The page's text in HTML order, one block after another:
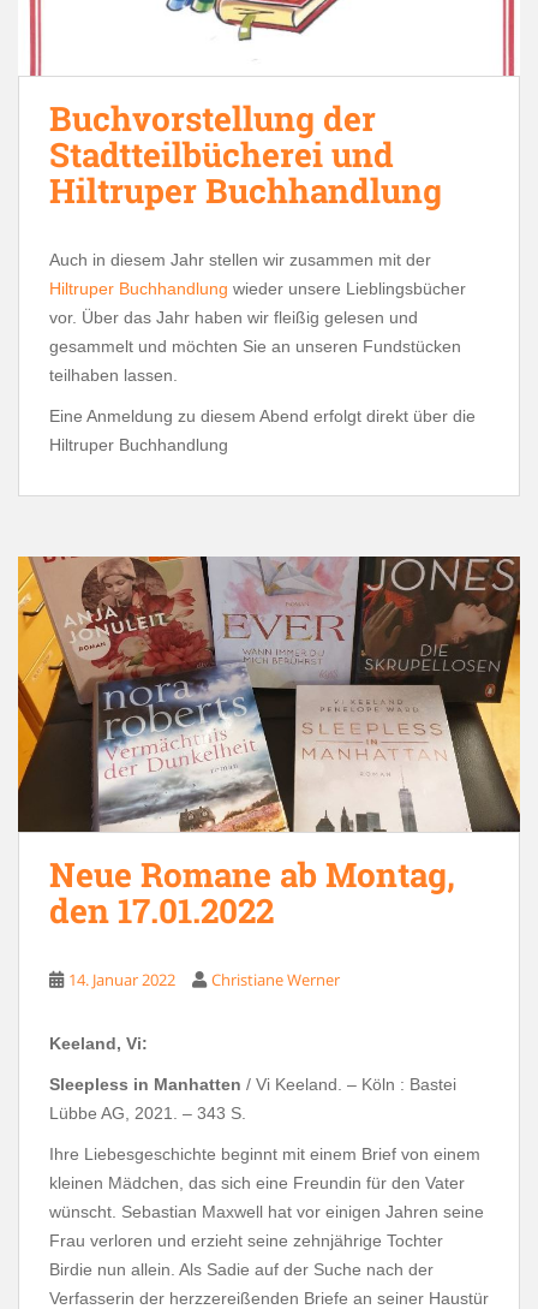
Buchvorstellung der
Stadtteilbücherei und
Hiltruper Buchhandlung
Auch in diesem Jahr stellen wir zusammen mit der
Hiltruper Buchhandlung wieder unsere Lieblingsbücher
vor. Über das Jahr haben wir fleißig gelesen und
gesammelt und möchten Sie an unseren Fundstücken
teilhaben lassen.
Eine Anmeldung zu diesem Abend erfolgt direkt über die
Hiltruper Buchhandlung
Neue Romane ab Montag,
den 17.01.2022
14. Januar 2022 Christiane Werner
Keeland, Vi:
Sleepless in Manhatten / Vi Keeland. – Köln : Bastei
Lübbe AG, 2021. – 343 S.
Ihre Liebesgeschichte beginnt mit einem Brief von einem
kleinen Mädchen, das sich eine Freundin für den Vater
wünscht. Sebastian Maxwell hat vor einigen Jahren seine
Frau verloren und erzieht seine zehnjährige Tochter
Birdie nun allein. Als Sadie auf der Suche nach der
Verfasserin der herzzereißenden Briefe an seiner Haustür